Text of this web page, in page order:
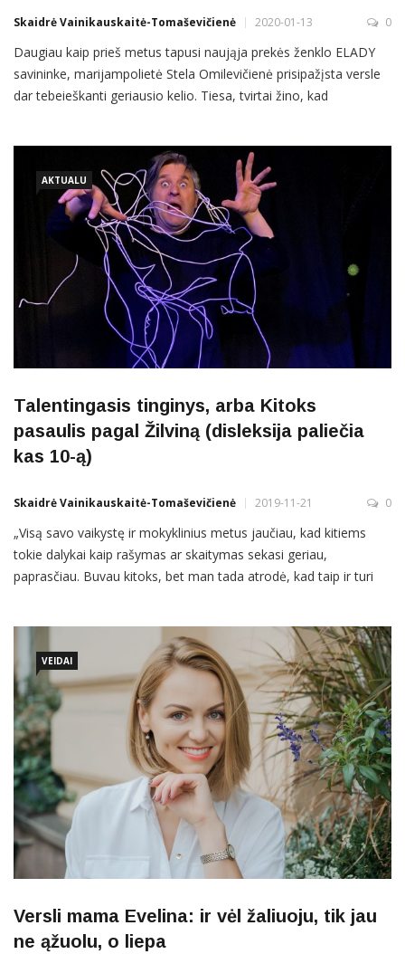
Skaidrė Vainikauskaitė-Tomaševičienė 2020-01-13 0
Daugiau kaip prieš metus tapusi naująja prekės ženklo ELADY
savininke, marijampolietė Stela Omilevičienė prisipažįsta versle
dar tebeieškanti geriausio kelio. Tiesa, tvirtai žino, kad
lietuvių kūrėjų gaminiais. Sprendimas įsigyti įmonę, pasak
Stelos,AKTUALU
Talentingasis tinginys, arba Kitoks
pasaulis pagal Žilviną (disleksija paliečia
kas 10-ą)
Skaidrė Vainikauskaitė-Tomaševičienė 2019-11-21 0
„Visą savo vaikystę ir mokyklinius metus jaučiau, kad kitiems
tokie dalykai kaip rašymas ar skaitymas sekasi geriau,
paprasčiau. Buvau kitoks, bet man tada atrodė, kad taip ir turi
yra specifinis gebėjimo skaityti sutrikimas, priskiriamas genetinių
VEIDAI
Versli mama Evelina: ir vėl žaliuoju, tik jau
ne ąžuolu, o liepa